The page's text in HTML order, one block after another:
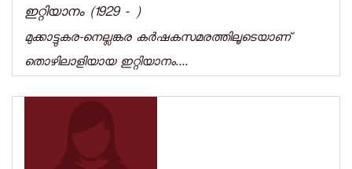
ഇറ്റിയാനം (1929 - )
മുക്കാട്ടുകര-നെല്ലങ്കര കര്‍ഷകസമരത്തിലൂടെയാണ്
തൊഴിലാളിയായ ഇറ്റിയാനം....